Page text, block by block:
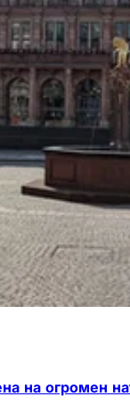
на огромен